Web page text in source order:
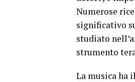
Numerose
significativo
studiato
strumento
La musica ha